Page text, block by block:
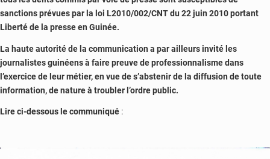
sanctions prévues par la loi L2010/002/CNT du 22 juin 2010 portant
Liberté de la presse en Guinée.
La haute autorité de la communication a par ailleurs invité les
journalistes guinéens à faire preuve de professionnalisme dans
l’exercice de leur métier, en vue de s’abstenir de la diffusion de toute
information, de nature à troubler l’ordre public.
Lire ci-dessous le communiqué :